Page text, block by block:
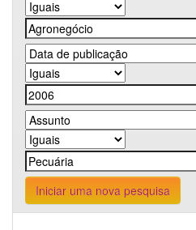
Iniciar uma nova pesquisa